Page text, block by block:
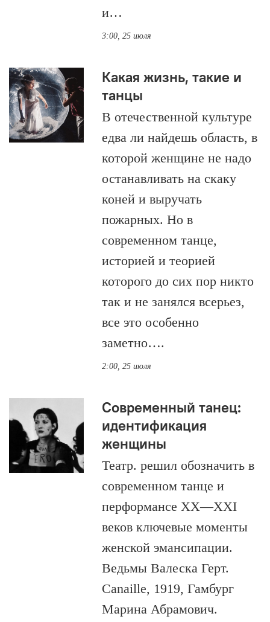
и…
3:00, 25 июля
Какая жизнь, такие и
танцы
В отечественной культуре
едва ли найдешь область, в
которой женщине не надо
останавливать на скаку
коней и выручать
пожарных. Но в
современном танце,
историей и теорией
которого до сих пор никто
так и не занялся всерьез,
все это особенно
заметно….
2:00, 25 июля
Современный танец:
идентификация
женщины
Театр. решил обозначить в
современном танце и
перформансе XX—XXI
веков ключевые моменты
женской эмансипации.
Ведьмы Валеска Герт.
Canaille, 1919, Гамбург
Марина Абрамович.